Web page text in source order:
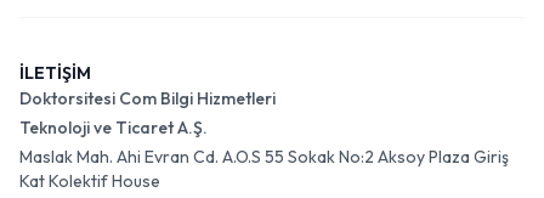
İLETİŞİM
Doktorsitesi Com Bilgi Hizmetleri
Teknoloji ve Ticaret A.Ş.
Maslak Mah. Ahi Evran Cd. A.O.S 55 Sokak No:2 Aksoy Plaza Giriş
Kat Kolektif House